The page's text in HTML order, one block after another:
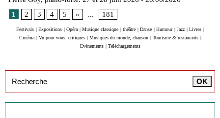
1
2 3 4 5 » ... 181
Festivals | Expositions | Opéra | Musique classique | théâtre | Danse | Humour | Jazz | Livres |
Cinéma | Vu pour vous, critiques | Musiques du monde, chanson | Tourisme & restaurants |
Evénements | Téléchargements